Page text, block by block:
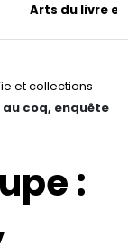
Arts du livre
et collections
au coq, enquête
: